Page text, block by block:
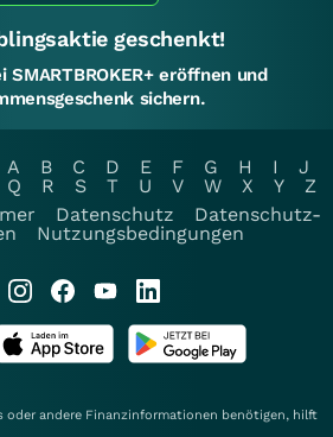
geschenkt!
eröffnen und
sichern.
A B C D E F G H I
J
Q R S T U V W X Y
Z
Datenschutz
Datenschutz-
Nutzungsbedingungen
oder andere Finanzinformationen benötigen, hilft